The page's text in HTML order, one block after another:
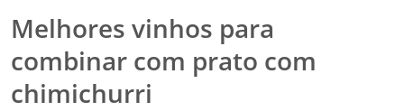
Melhores vinhos para
combinar com prato com
chimichurri